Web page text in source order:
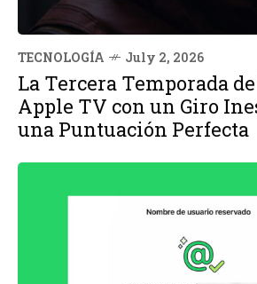
TECNOLOGÍA July 2, 2026
La Tercera Temporada
Apple TV con un Giro
una Puntuación Perfecta